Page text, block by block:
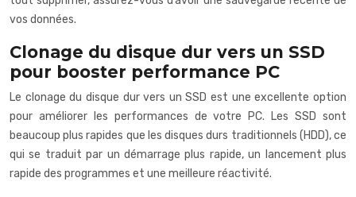
vos données.
Clonage du disque dur vers un SSD
pour booster performance PC
Le clonage du disque dur vers un SSD est une excellente option
pour améliorer les performances de votre PC. Les SSD sont
beaucoup plus rapides que les disques durs traditionnels (HDD), ce
qui se traduit par un démarrage plus rapide, un lancement plus
rapide des programmes et une meilleure réactivité.